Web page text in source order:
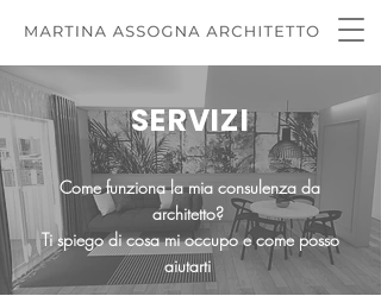
SERVIZI
Come funziona la mia consulenza da
architetto?
Ti spiego di cosa mi occupo e come posso
aiutarti